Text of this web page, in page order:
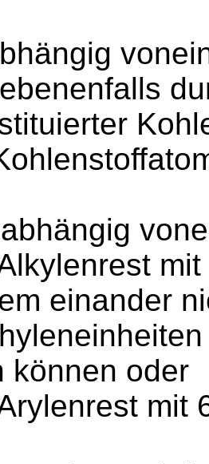
einander
können oder
mit